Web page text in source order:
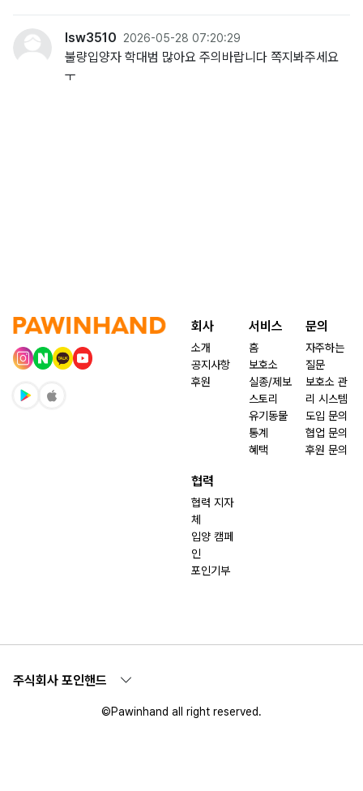
lsw3510 2026-05-28 07:20:29
불량입양자 학대범 많아요 주의바랍니다 쪽지봐주세요
ㅜ
회사
소개
공지사항
후원
서비스
홈
보호소
실종/제보
스토리
유기동물
통계
혜택
문의
자주하는
질문
보호소 관
리 시스템
도입 문의
협업 문의
후원 문의
협력
협력 지자
체
입양 캠페
인
포인기부
주식회사 포인핸드
©Pawinhand all right reserved.